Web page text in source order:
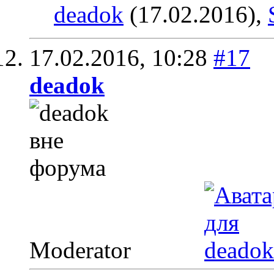
deadok (17.02.2016),
17.02.2016, 10:28 #17
deadok
Moderator